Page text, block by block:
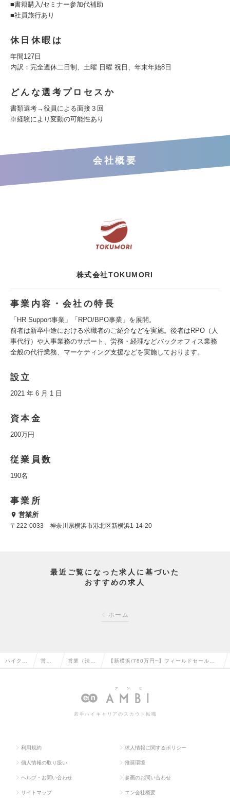
■書籍購入/セミナー参加代補助
■社員旅行あり
休日休暇は
年間127日
内訳：完全週休二日制、土曜 日曜 祝日、年末年始8日
どんな選考プロセスか
書類選考→役員による面接３回
※経験により変動の可能性あり
会社概要
株式会社TOKUMORI
事業内容・会社の特長
「HR Support事業」「RPO/BPO事業」を展開。
前者は新卒中途における求職者のご紹介などを実施。後者はRPO（人
事代行）や人事業務のサポート、労務・経理などバックオフィス業務
全般の代行業務、マーケティング支援などを実施しております。
設立
2021 年 6 月 1 日
資本金
200万円
従業員数
190名
事業所
営業所
〒222-0033 神奈川県横浜市港北区新横浜1-14-20
最近ご覧になった求人に基づいた
おすすめの求人
ホーム
ハイクラ 営業 営業（法人 【新横浜/780万円~】フィールドセールス
人情報
若手ハイキャリアのスカウト転職
利用規約 求人情報に関するポリシー
個人情報の取り扱い 推奨環境
ヘルプ・お問い合わせ 参画のお問い合わせ
サイトマップ エン会社概要